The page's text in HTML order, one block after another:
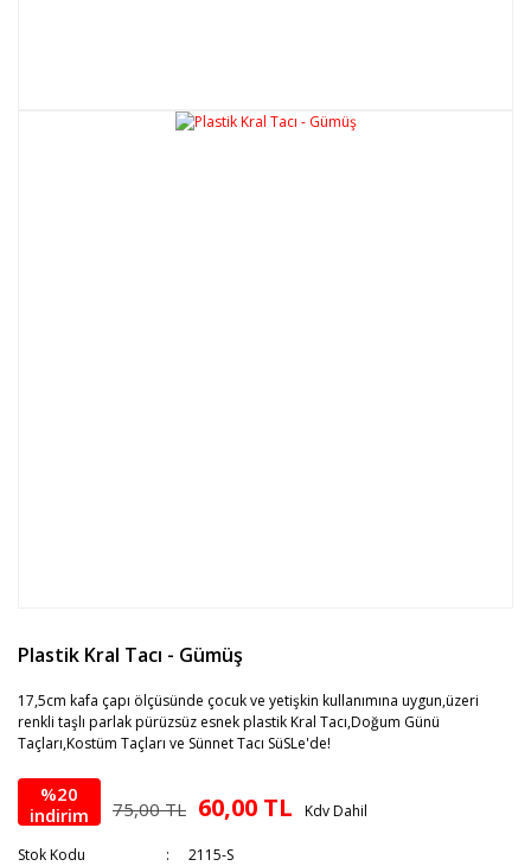
Plastik Kral Tacı - Gümüş
17,5cm kafa çapı ölçüsünde çocuk ve yetişkin kullanımına uygun,üzeri
renkli taşlı parlak pürüzsüz esnek plastik Kral Tacı,Doğum Günü
Taçları,Kostüm Taçları ve Sünnet Tacı SüSLe'de!
%20
indirim
75,00 TL 60,00 TL Kdv Dahil
Stok Kodu
2115-S